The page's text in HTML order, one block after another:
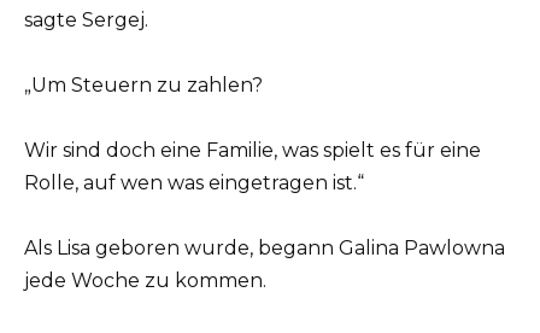
sagte Sergej.
„Um Steuern zu zahlen?
Wir sind doch eine Familie, was spielt es für eine
Rolle, auf wen was eingetragen ist.“
Als Lisa geboren wurde, begann Galina Pawlowna
jede Woche zu kommen.